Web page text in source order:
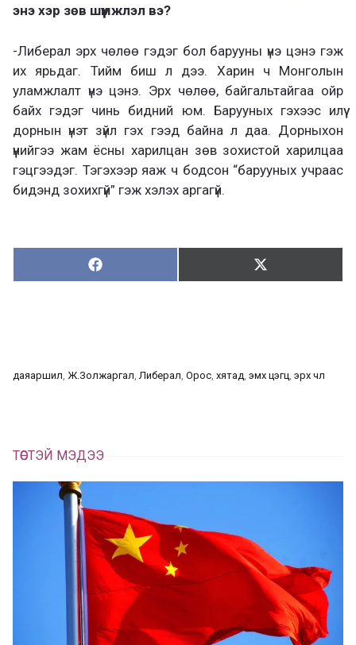
энэ хэр зөв шүүмжлэл вэ?
-Либерал эрх чөлөө гэдэг бол барууны үнэ цэнэ гэж
их ярьдаг. Тийм биш л дээ. Харин ч Монголын
уламжлалт үнэ цэнэ. Эрх чөлөө, байгальтайгаа ойр
байх гэдэг чинь бидний юм. Барууных гэхээс илүү
дорнын үнэт зүйл гэх гээд байна л даа. Дорныхон
үүнийгээ жам ёсны харилцан зөв зохистой харилцаа
гэцгээдэг. Тэгэхээр яаж ч бодсон “барууных учраас
бидэнд зохихгүй” гэж хэлэх аргагүй.
Хуваалцах:
Х
у
х
Түгээх:
Т
даяаршил, Ж.Золжаргал, Либерал, Орос, хятад, эмх цэгц, эрх чөлөө
ТӨСТЭЙ МЭДЭЭ